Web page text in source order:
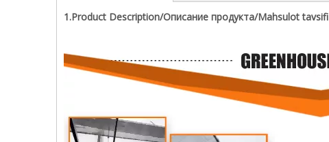
1.Product Description/Описание продукта/Mahsulot tavsifi